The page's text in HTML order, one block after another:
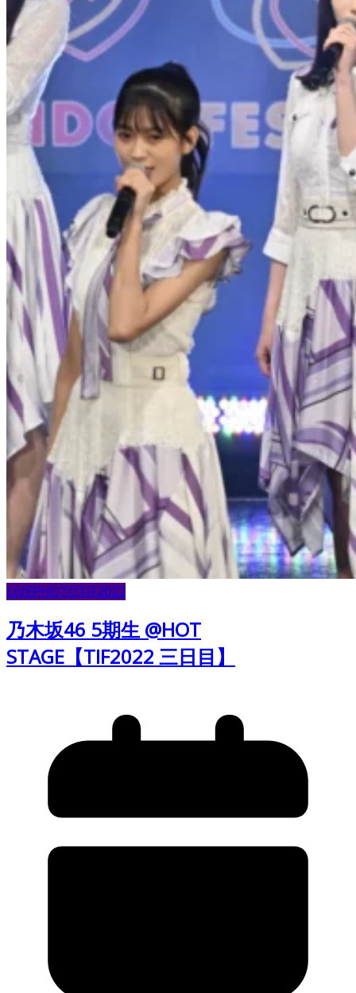
LIVEPHOTOTIF2022
乃木坂46 5期生 @HOT
STAGE【TIF2022 三日目】